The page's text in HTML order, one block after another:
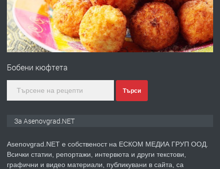
преди 1 година
ПРЕДЛАГА Дава под наем Асеновград
преди 2 години
Бобени кюфтета
Търси
За Asenovgrad.NET
Asenovgrad.NET е собственост на ЕСКОМ МЕДИА ГРУП ООД.
Всички статии, репортажи, интервюта и други текстови,
графични и видео материали, публикувани в сайта, са